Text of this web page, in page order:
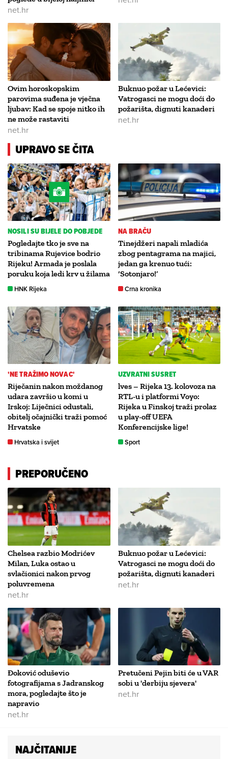
net.hr
Ovim horoskopskim
parovima suđena je vječna
ljubav: Kad se spoje nitko ih
ne može rastaviti
net.hr
Buknuo požar u Lećevici:
Vatrogasci ne mogu doći do
požarišta, dignuti kanaderi
net.hr
UPRAVO SE ČITA
NOSILI SU BIJELE DO POBJEDE
Pogledajte tko je sve na
tribinama Rujevice bodrio
Rijeku! Armada je poslala
poruku koja ledi krv u žilama
HNK Rijeka
NA BRAČU
Tinejdžeri napali mladića
zbog pentagrama na majici,
jedan ga krenuo tući:
‘Sotonjaro!’
Crna kronika
'NE TRAŽIMO NOVAC'
Riječanin nakon moždanog
udara završio u komi u
Irskoj: Liječnici odustali,
obitelj očajnički traži pomoć
Hrvatske
Hrvatska i svijet
UZVRATNI SUSRET
lves – Rijeka 13. kolovoza na
RTL-u i platformi Voyo:
Rijeka u Finskoj traži prolaz
u play-off UEFA
Konferencijske lige!
Sport
PREPORUČENO
Chelsea razbio Modrićev
Milan, Luka ostao u
svlačionici nakon prvog
poluvremena
net.hr
Buknuo požar u Lećevici:
Vatrogasci ne mogu doći do
požarišta, dignuti kanaderi
net.hr
Đoković oduševio
fotografijama s Jadranskog
mora, pogledajte što je
napravio
net.hr
Pretučeni Pejin biti će u VAR
sobi u 'derbiju sjevera'
net.hr
NAJČITANIJE